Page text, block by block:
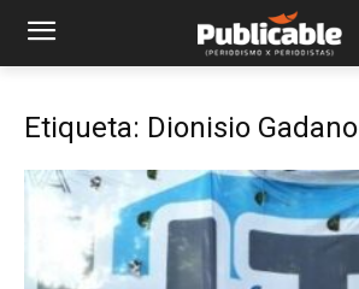
Etiqueta: Dionisio Gadano